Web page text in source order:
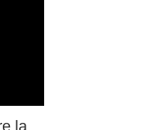
la